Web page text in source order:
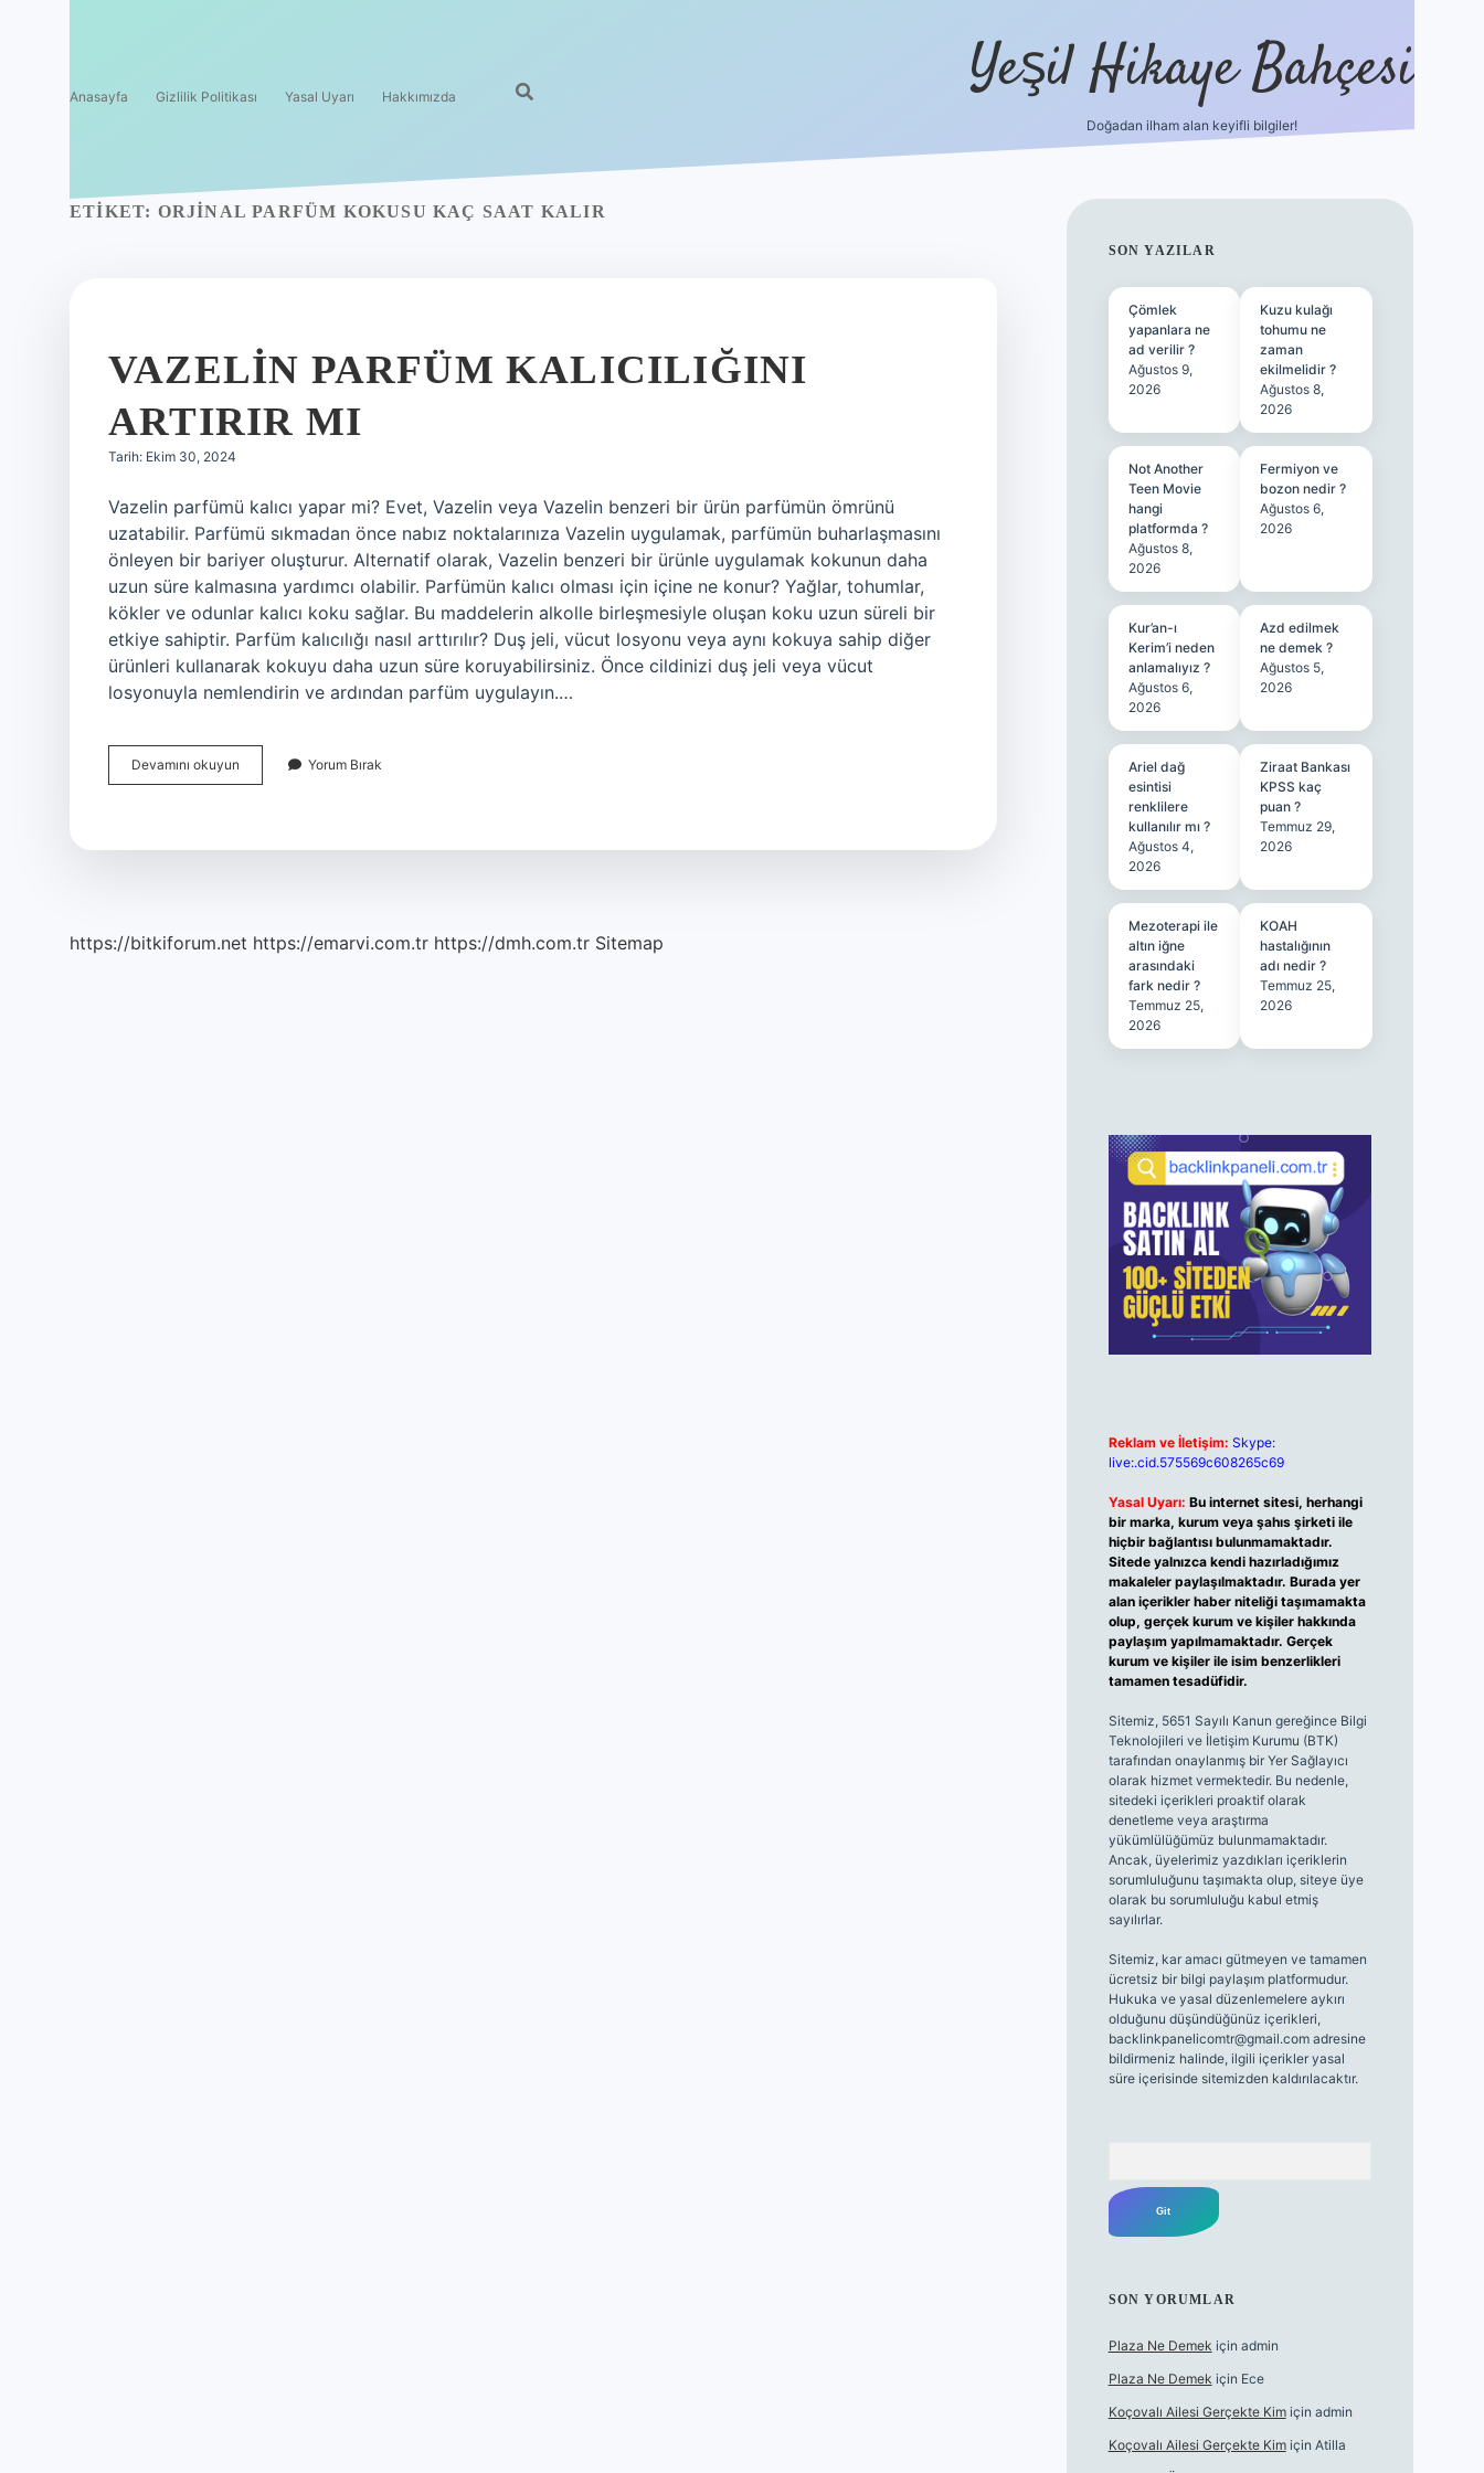
Anasayfa Gizlilik Politikası Yasal Uyarı Hakkımızda Yeşil Hikaye Bahçesi
Doğadan ilham alan keyifli bilgiler!
ETIKET: ORJINAL PARFÜM KOKUSU KAÇ SAAT KALIR
VAZELIN PARFÜM KALICILIĞINI
ARTIRIR MI
Tarih: Ekim 30, 2024
Vazelin parfümü kalıcı yapar mi? Evet, Vazelin veya Vazelin benzeri bir ürün parfümün ömrünü
uzatabilir. Parfümü sıkmadan önce nabız noktalarınıza Vazelin uygulamak, parfümün buharlaşmasını
önleyen bir bariyer oluşturur. Alternatif olarak, Vazelin benzeri bir ürünle uygulamak kokunun daha
uzun süre kalmasına yardımcı olabilir. Parfümün kalıcı olması için içine ne konur? Yağlar, tohumlar,
kökler ve odunlar kalıcı koku sağlar. Bu maddelerin alkolle birleşmesiyle oluşan koku uzun süreli bir
etkiye sahiptir. Parfüm kalıcılığı nasıl arttırılır? Duş jeli, vücut losyonu veya aynı kokuya sahip diğer
ürünleri kullanarak kokuyu daha uzun süre koruyabilirsiniz. Önce cildinizi duş jeli veya vücut
losyonuyla nemlendirin ve ardından parfüm uygulayın.…
Devamını okuyun
Parfüm
Yorum Bırak
https://bitkiforum.net https://emarvi.com.tr https://dmh.com.tr Sitemap
SIDEBAR
SON YAZILAR
Çömlek
yapanlara ne
ad verilir ?
Ağustos 9,
2026
Kuzu kulağı
tohumu ne
zaman
ekilmelidir ?
Ağustos 8,
2026
Not Another
Teen Movie
hangi
platformda ?
Ağustos 8,
2026
Fermiyon ve
bozon nedir ?
Ağustos 6,
2026
Kur’an-ı
Kerim’i neden
anlamalıyız ?
Ağustos 6,
2026
Azd edilmek
ne demek ?
Ağustos 5,
2026
Ariel dağ
esintisi
renklilere
kullanılır mı ?
Ağustos 4,
2026
Ziraat Bankası
KPSS kaç
puan ?
Temmuz 29,
2026
Mezoterapi ile
altın iğne
arasındaki
fark nedir ?
Temmuz 25,
2026
KOAH
hastalığının
adı nedir ?
Temmuz 25,
2026
Reklam ve İletişim: Skype:
live:.cid.575569c608265c69
Yasal Uyarı: Bu internet sitesi, herhangi
bir marka, kurum veya şahıs şirketi ile
hiçbir bağlantısı bulunmamaktadır.
Sitede yalnızca kendi hazırladığımız
makaleler paylaşılmaktadır. Burada yer
alan içerikler haber niteliği taşımamakta
olup, gerçek kurum ve kişiler hakkında
paylaşım yapılmamaktadır. Gerçek
kurum ve kişiler ile isim benzerlikleri
tamamen tesadüfidir.
Sitemiz, 5651 Sayılı Kanun gereğince Bilgi
Teknolojileri ve İletişim Kurumu (BTK)
tarafından onaylanmış bir Yer Sağlayıcı
olarak hizmet vermektedir. Bu nedenle,
sitedeki içerikleri proaktif olarak
denetleme veya araştırma
yükümlülüğümüz bulunmamaktadır.
Ancak, üyelerimiz yazdıkları içeriklerin
sorumluluğunu taşımakta olup, siteye üye
olarak bu sorumluluğu kabul etmiş
sayılırlar.
Sitemiz, kar amacı gütmeyen ve tamamen
ücretsiz bir bilgi paylaşım platformudur.
Hukuka ve yasal düzenlemelere aykırı
olduğunu düşündüğünüz içerikleri,
backlinkpanelicomtr@gmail.comadresine
bildirmeniz halinde, ilgili içerikler yasal
süre içerisinde sitemizden kaldırılacaktır.
SON YORUMLAR
Plaza Ne Demek için admin
Plaza Ne Demek için Ece
Koçovalı Ailesi Gerçekte Kimiçin admin
Koçovalı Ailesi Gerçekte Kimiçin Atilla
ilbet güncel giriş adresi